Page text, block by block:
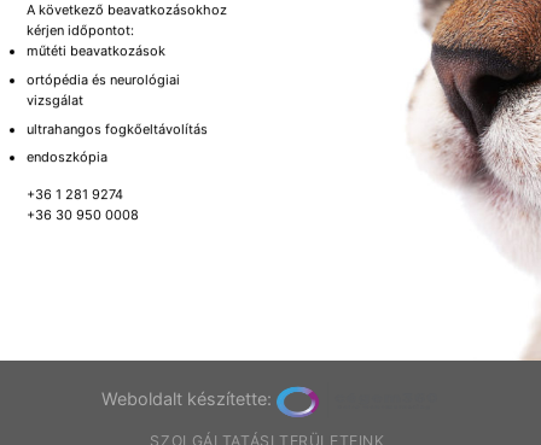
A következő beavatkozásokhoz
kérjen időpontot:
műtéti beavatkozások
ortópédia és neurológiai
vizsgálat
ultrahangos fogkőeltávolítás
endoszkópia
+36 1 281 9274
+36 30 950 0008
Weboldalt készítette:
SZOLGÁLTATÁSI TERÜLETEINK